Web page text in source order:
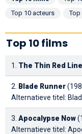
Top 10 acteurs
Top
Top 10 films
1. The Thin Red Line
2. Blade Runner
Alternatieve titel:
3. Apocalypse Now
Alternatieve titel: